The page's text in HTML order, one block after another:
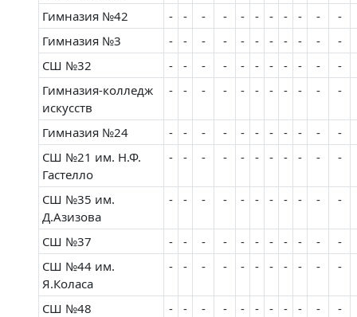
Гимназия №42
- - - - - - - - - -
-
Гимназия №3
- - - - - - - - - -
-
СШ №32
- - - - - - - - - -
-
Гимназия-колледж
искусств
- - - - - - - - - - -
Гимназия №24 - - - - - - - - - -
-
СШ №21 им. Н.Ф.
Гастелло
- - - - - - - - - - -
СШ №35 им.
Д.Азизова
- - - - - - - - - - -
СШ №37 - - - - - - - - - -
-
СШ №44 им.
Я.Коласа
- - - - - - - - - - -
СШ №48
- - - - - - - - - - -